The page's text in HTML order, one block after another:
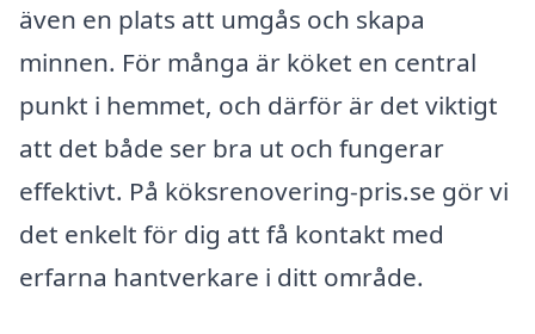
även en plats att umgås och skapa
minnen. För många är köket en central
punkt i hemmet, och därför är det viktigt
att det både ser bra ut och fungerar
effektivt. På köksrenovering-pris.se gör vi
det enkelt för dig att få kontakt med
erfarna hantverkare i ditt område.